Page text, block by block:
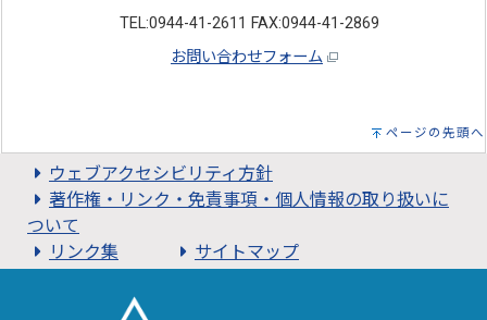
TEL:0944-41-2611 FAX:0944-41-2869
お問い合わせフォーム
ページの先頭へ
ウェブアクセシビリティ方針
著作権・リンク・免責事項・個人情報の取り扱いに
ついて
リンク集
サイトマップ